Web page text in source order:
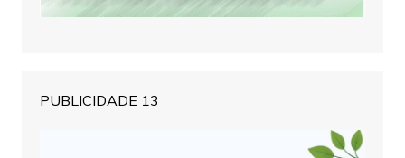
PUBLICIDADE 13